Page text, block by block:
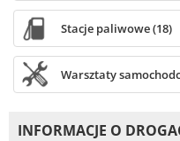
Stacje paliwowe (18)
Warsztaty
INFORMACJE O